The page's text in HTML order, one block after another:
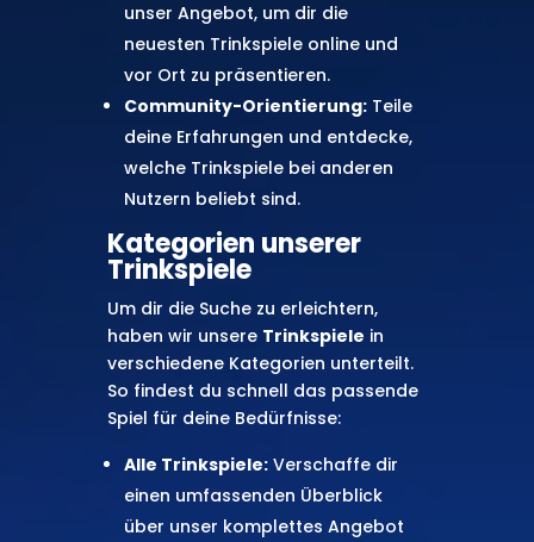
unser Angebot, um dir die
neuesten Trinkspiele online und
vor Ort zu präsentieren.
Community-Orientierung:Teile
deine Erfahrungen und entdecke,
welche Trinkspiele bei anderen
Nutzern beliebt sind.
Kategorien unserer
Trinkspiele
Um dir die Suche zu erleichtern,
haben wir unsere Trinkspiele in
verschiedene Kategorien unterteilt.
So findest du schnell das passende
Spiel für deine Bedürfnisse:
Alle Trinkspiele:Verschaffe dir
einen umfassenden Überblick
über unser komplettes Angebot